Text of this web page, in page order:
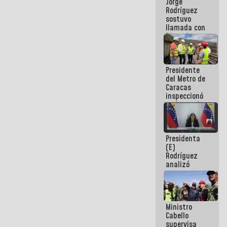
públicos
Rodríguez
sostuvo
llamada con
Dinorah
Figuera y
acuerdan
primer
encuentro
presencial
para el
diálogo
Presidente
del Metro de
Caracas
inspeccionó
trabajos de
rehabilitación
y
modernización
de la vía
férrea
Presidenta
(E)
Rodríguez
analizó
junto a
gobernadores
planes de
recuperación
del Sistema
Eléctrico
Ministro
Cabello
supervisa